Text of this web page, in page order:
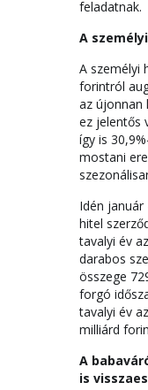
feladatnak.
A
A személyi
forintról
az újonnan
ez jelentős
így is
mostani
Idén január
hitel
tavalyi év
darabos
összege
forgó
tavalyi év
milliárd
A
is